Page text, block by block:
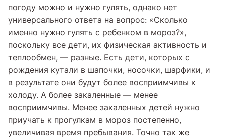
погоду можно и нужно гулять, однако нет
универсального ответа на вопрос: «Сколько
именно нужно гулять с ребенком в мороз?»,
поскольку все дети, их физическая активность и
теплообмен, — разные. Есть дети, которых с
рождения кутали в шапочки, носочки, шарфики, и
в результате они будут более восприимчивы к
холоду. А более закаленные — менее
восприимчивы. Менее закаленных детей нужно
приучать к прогулкам в мороз постепенно,
увеличивая время пребывания. Точно так же